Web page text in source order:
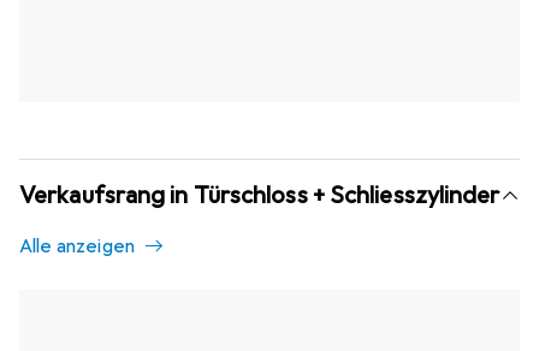
Verkaufsrang in Türschloss + Schliesszylinder
Alle anzeigen